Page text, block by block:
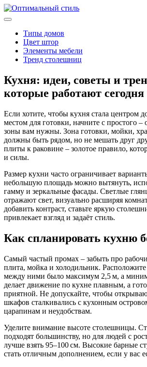
Типы домов
Цвет штор
Элементы мебели
Тренд столешниц
Кухня: идеи, советы и
которые работают сегодня
Если хотите, чтобы кухня стала центром
местом для готовки, начните с простого –
зоны вам нужны. Зона готовки, мойки,
должны быть рядом, но не мешать друг
плиты к раковине – золотое правило,
и силы.
Размер кухни часто ограничивает
небольшую площадь можно вытянуть,
гамму и зеркальные фасады. Светлые
отражают свет, визуально расширяя
добавить контраст, ставьте яркую
привлекает взгляд и задаёт стиль.
Как спланировать кухню
Самый частый промах – забыть про
плита, мойка и холодильник.
между ними было максимум 2,5 м, а
делает движение по кухне плавным, а
приятной. Не допускайте, чтобы
шкафов сталкивались с кухонным
царапинам и неудобствам.
Уделите внимание высоте столешницы.
подходят большинству, но для людей с
лучше взять 95–100 см. Высокие барные
стать отличным дополнением, если у вас